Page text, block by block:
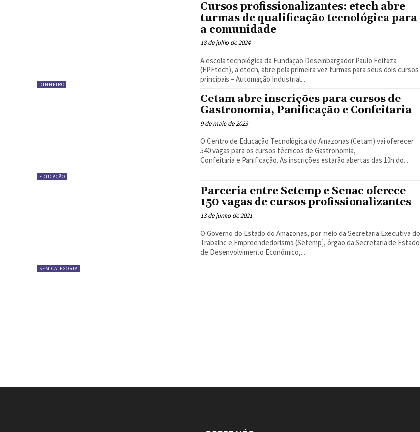
DINHEIRO
Cursos profissionalizantes: etech abre
turmas de qualificação tecnológica para
a comunidade
18 de julho de 2024
A escola tecnológica da Fundação Desembargador Paulo Feitoza
(FPFtech), a etech, abre pela primeira vez turmas para seus dois cursos
principais – Automação Industrial...
EDUCAÇÃO
Cetam abre inscrições para cursos de
Gastronomia, Panificação e Confeitaria
9 de maio de 2023
O Centro de Educação Tecnológica do Amazonas (Cetam) vai oferecer
540 vagas para os cursos técnicos de Gastronomia,
Confeitaria e Panificação. As inscrições estarão abertas das 10h do...
SEM CATEGORIA
Parceria entre Setemp e Senac oferece
150 vagas de cursos profissionalizantes
13 de junho de 2021
O Governo do Estado do Amazonas, por meio da Secretaria Executiva do
Trabalho e Empreendedorismo (Setemp), órgão da Secretaria de Estado
de Desenvolvimento Econômico,...